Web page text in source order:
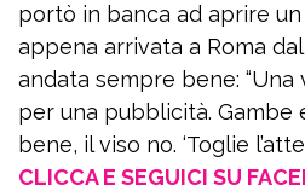
portò in banca ad aprire un
appena arrivata a Roma
andata sempre bene:
per una pubblicità. Gambe
bene, il viso no. ‘Toglie
CLICCA E SEGUICI SU